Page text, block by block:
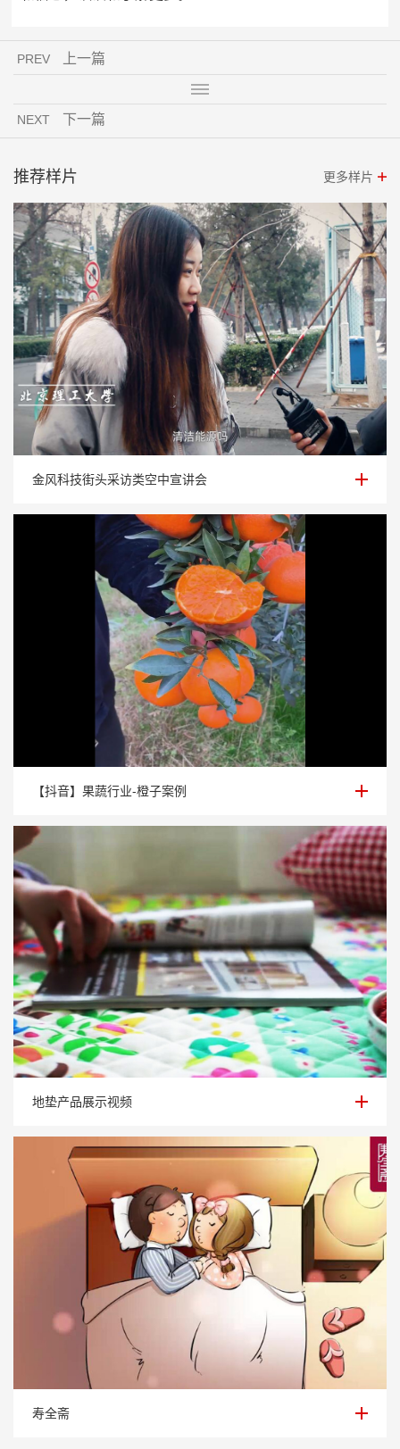
PREV 上一篇
NEXT 下一篇
推荐样片 更多样片
金风科技街头采访类空中宣讲会
金风科技街头采访类空中宣讲会
【抖音】果蔬行业-橙子案例
【抖音】果蔬行业-橙子案例
地垫产品展示视频
地垫产品展示视频
寿全斋
寿全斋